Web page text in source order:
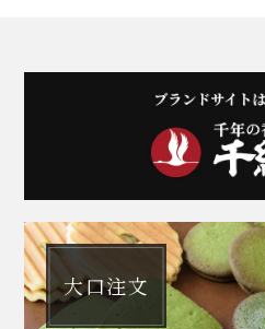
大口注文